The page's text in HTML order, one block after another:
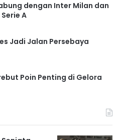
dengan Inter Milan dan
A
Jadi Jalan Persebaya
Poin Penting di Gelora